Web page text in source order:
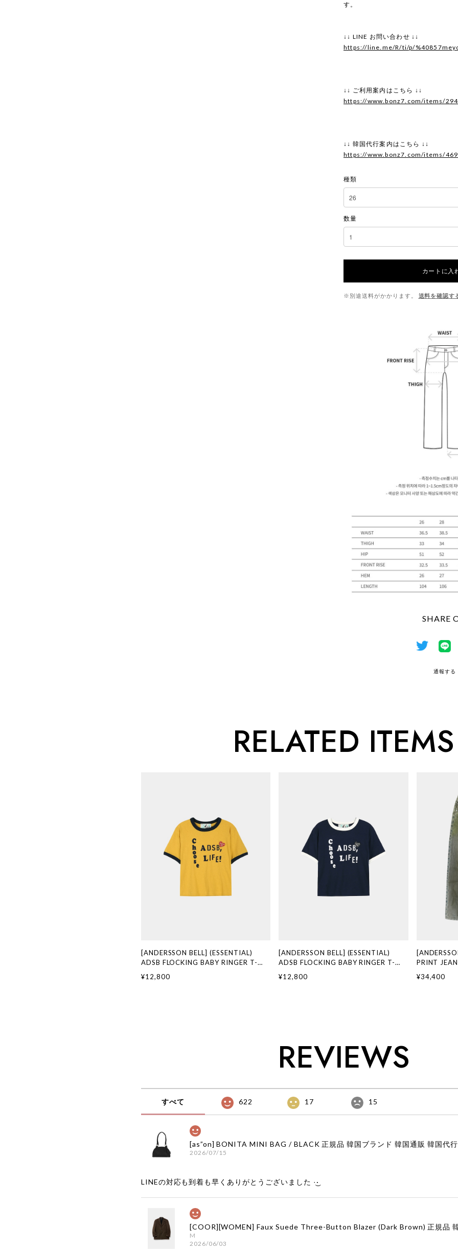
す。
↓↓ LINE お問い合わせ ↓↓
https://line.me/R/ti/p/
↓↓ ご利用案内はこちら ↓↓
https://www.bonz7.com/items/
↓↓ 韓国代行案内はこちら ↓↓
https://www.bonz7.com/items/
種類
数量
カートに入
※別途送料がかかります。 送料を確認す
SHARE
通報する
RELATED ITEMS
[ANDERSSON BELL] (ESSENTIAL)
ADSB FLOCKING BABY RINGER T-
SHIRT atb1513w(YELLOW) 正規品 韓
国ブランド 韓国通販 韓国代行 韓国ファ
¥12,800
[ANDERSSON BELL] (ESSENTIAL)
ADSB FLOCKING BABY RINGER T-
SHIRT atb1513w(NAVY) 正規品 韓国
ブランド 韓国通販 韓国代行 韓国ファッ
¥12,800
PRINT
正規品 韓国
韓国ファッ
¥34,400
REVIEWS
すべて 622 17 15
2026/07/15
LINEの対応も到着も早くありがとうございました‪ ·͜·
M
2026/06/03